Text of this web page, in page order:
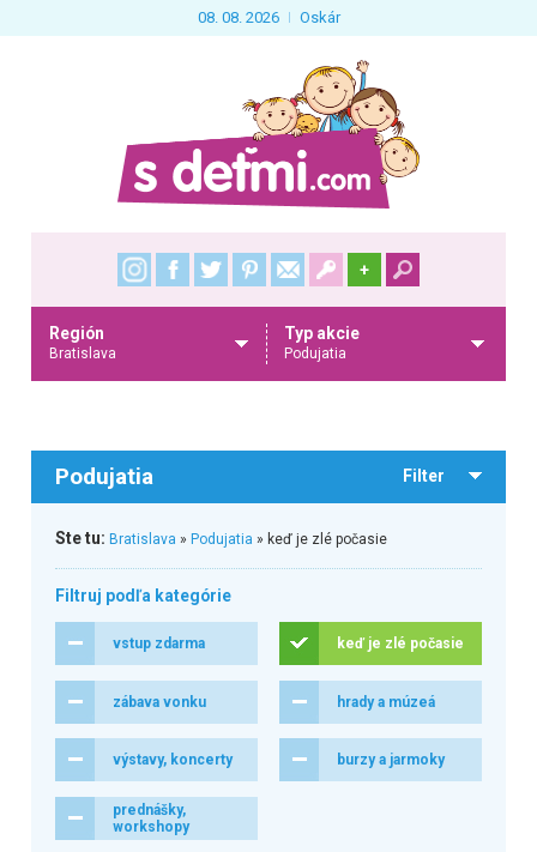
08. 08. 2026 Oskár
+
Región
Bratislava
Typ akcie
Podujatia
Podujatia Filter
Ste tu: Bratislava » Podujatia » keď je zlé počasie
Filtruj podľa kategórie
vstup zdarma keď je zlé počasie
zábava vonku hrady a múzeá
výstavy, koncerty burzy a jarmoky
prednášky,
workshopy